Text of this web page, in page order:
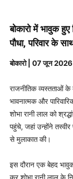
बोकारो में भावुक
पौधा, परिवार के
बोकारो | 07 जून 2026
राजनीतिक व्यस्तताओं के
भावनात्मक और
शोभा रानी लाल को
पहुंचे, जहां उन्होंने
से मुलाकात की।
इस दौरान एक बेहद
कर शोभा रानी लाल के